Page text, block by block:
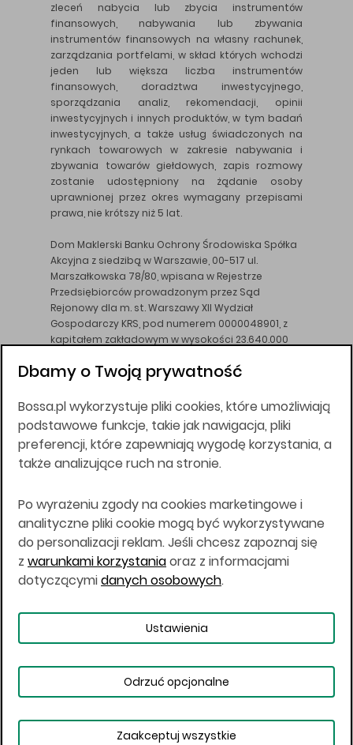
zleceń nabycia lub zbycia instrumentów
finansowych, nabywania lub zbywania
instrumentów finansowych na własny rachunek,
zarządzania portfelami, w skład których wchodzi
jeden lub większa liczba instrumentów
finansowych, doradztwa inwestycyjnego,
sporządzania analiz, rekomendacji, opinii
inwestycyjnych i innych produktów, w tym badań
inwestycyjnych, a także usług świadczonych na
rynkach towarowych w zakresie nabywania i
zbywania towarów giełdowych, zapis rozmowy
zostanie udostępniony na żądanie osoby
uprawnionej przez okres wymagany przepisami
prawa, nie krótszy niż 5 lat.
Dom Maklerski Banku Ochrony Środowiska Spółka
Akcyjna z siedzibą w Warszawie, 00-517 ul.
Marszałkowska 78/80, wpisana w Rejestrze
Przedsiębiorców prowadzonym przez Sąd
Rejonowy dla m. st. Warszawy XII Wydział
Gospodarczy KRS, pod numerem 0000048901, z
kapitałem zakładowym w wysokości 23.640.000
DM BOŚ działa na podstawie zezwolenia KNF z dnia
Wszelkie informacje na niniejszej stronie w tym
informacje o produktach inwestycyjnych nie są
kierowane do osób mających miejsce
zamieszkania lub pobytu w Stanach
Japonii, ani w dowolnej innej jurysdykcji, w której
taki materiał byłby sprzeczny z prawem lub w
których zgodne z prawem nabycie produktów
inwestycyjnych nie jest możliwe lub w której nie
jest możliwe złożenie oferty. Prawa obowiązujące
w danej jurysdykcji określają, czy jest możliwe
nabycie poszczególnych produktów
Copyright © 2026 BOŚ | BOSSA.PL
Warunki korzystania
Dane osobowe
Dbamy o Twoją prywatność
Bossa.pl wykorzystuje pliki cookies, które umożliwiają
podstawowe funkcje, takie jak nawigacja, pliki
preferencji, które zapewniają wygodę korzystania, a
także analizujące ruch na stronie.
Po wyrażeniu zgody na cookies marketingowe i
analityczne pliki cookie mogą być wykorzystywane
do personalizacji reklam. Jeśli chcesz zapoznaj się
z warunkami korzystaniaoraz z informacjami
dotyczącymidanych osobowych.
Ustawienia
Odrzuć opcjonalne
Zaakceptuj wszystkie